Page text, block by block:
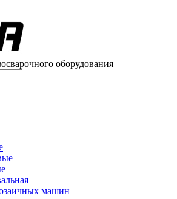
оборудования
машин